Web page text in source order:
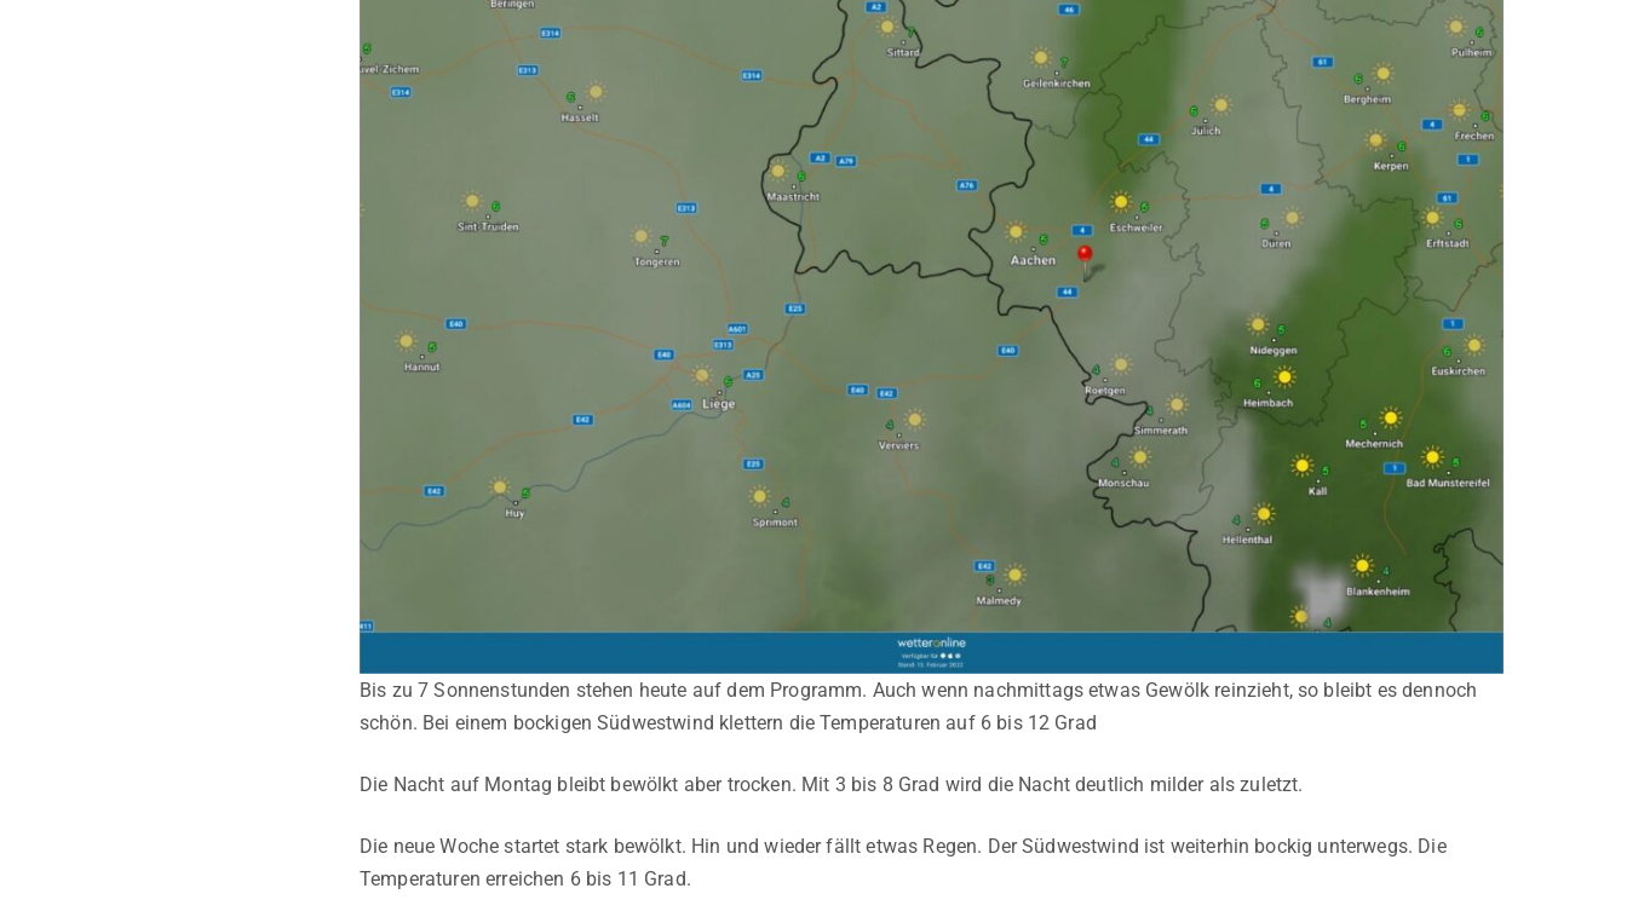
Bis zu 7 Sonnenstunden stehen heute auf dem Programm. Auch wenn nachmittags etwas Gewölk reinzieht, so bleibt es dennoch
schön. Bei einem bockigen Südwestwind klettern die Temperaturen auf 6 bis 12 Grad
Die Nacht auf Montag bleibt bewölkt aber trocken. Mit 3 bis 8 Grad wird die Nacht deutlich milder als zuletzt.
Die neue Woche startet stark bewölkt. Hin und wieder fällt etwas Regen. Der Südwestwind ist weiterhin bockig unterwegs. Die
Temperaturen erreichen 6 bis 11 Grad.